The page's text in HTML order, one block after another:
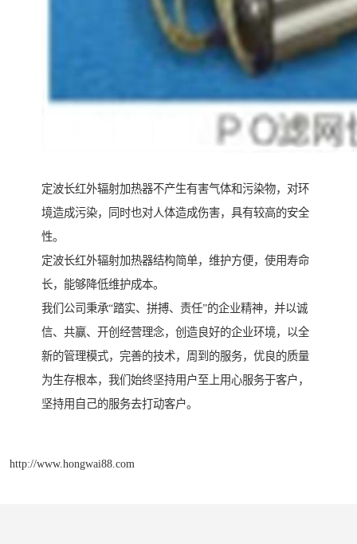
定波长红外辐射加热器不产生有害气体和污染物，对环
境造成污染，同时也对人体造成伤害，具有较高的安全
性。
定波长红外辐射加热器结构简单，维护方便，使用寿命
长，能够降低维护成本。
我们公司秉承“踏实、拼搏、责任”的企业精神，并以诚
信、共赢、开创经营理念，创造良好的企业环境，以全
新的管理模式，完善的技术，周到的服务，优良的质量
为生存根本，我们始终坚持用户至上用心服务于客户，
坚持用自己的服务去打动客户。
http://www.hongwai88.com